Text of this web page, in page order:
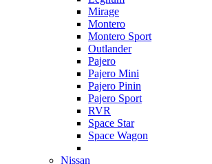
Mirage
Montero
Montero Sport
Outlander
Pajero
Pajero Mini
Pajero Pinin
Pajero Sport
RVR
Space Star
Space Wagon
Nissan